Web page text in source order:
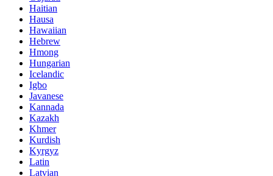
Haitian
Hausa
Hawaiian
Hebrew
Hmong
Hungarian
Icelandic
Igbo
Javanese
Kannada
Kazakh
Khmer
Kurdish
Kyrgyz
Latin
Latvian